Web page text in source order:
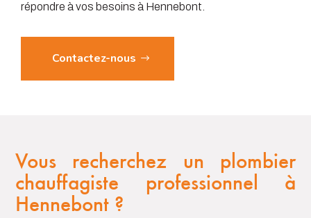
répondre à vos besoins à Hennebont.
Contactez-nous
Vous recherchez un plombier
chauffagiste professionnel à
Hennebont ?